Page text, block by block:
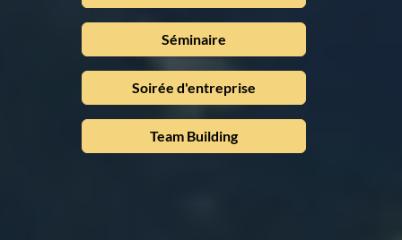
Séminaire
Soirée d'entreprise
Team Building